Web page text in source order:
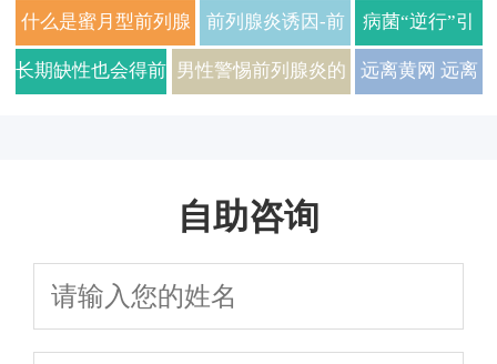
疾病
关系不小 之饮酒及不健
康
活受阻
什么是蜜月型前列腺
炎？
前列腺炎诱因-前
列腺充血
病菌“逆行”引
发多种并发症
长期缺性也会得前 男性警惕前列腺炎的 远离黄网 远离
自助咨询